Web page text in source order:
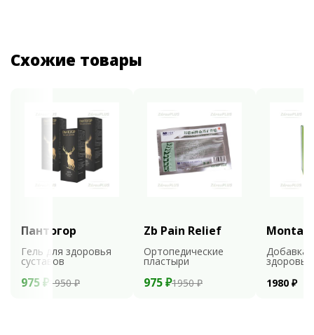
Схожие товары
Пантогор
Гель для здоровья
суставов
975 ₽ 1950 ₽
Zb Pain Relief
Ортопедические
пластыри
975 ₽1950 ₽
Добавка
здоровья
1980 ₽